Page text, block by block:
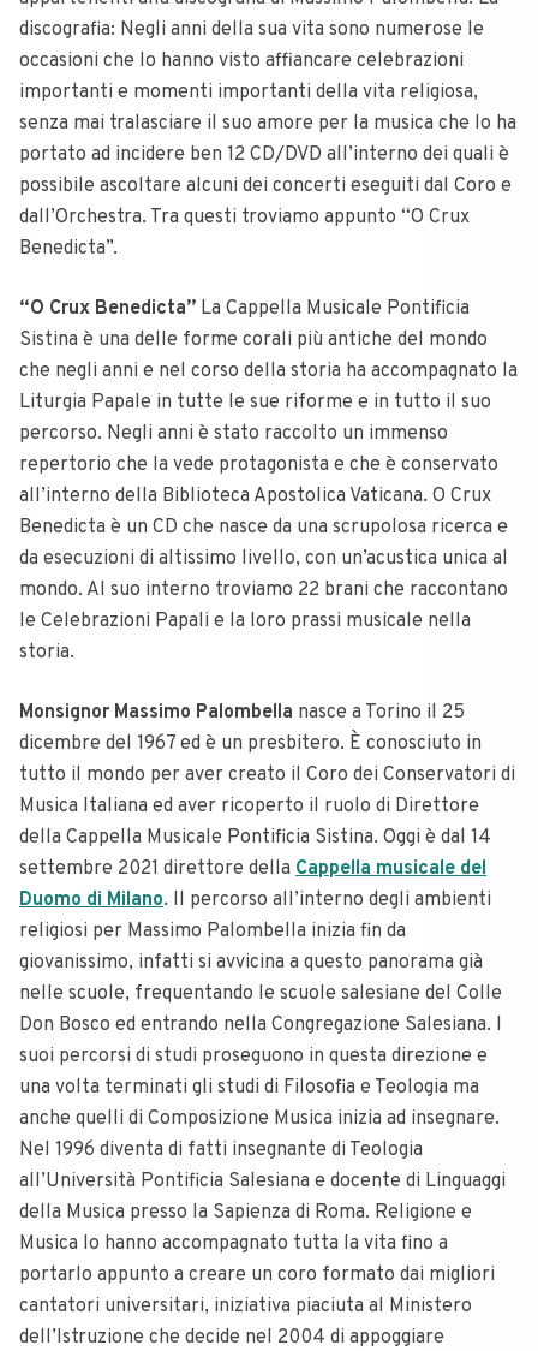
discografia: Negli anni della sua vita sono numerose le
occasioni che lo hanno visto affiancare celebrazioni
importanti e momenti importanti della vita religiosa,
senza mai tralasciare il suo amore per la musica che lo ha
portato ad incidere ben 12 CD/DVD all’interno dei quali è
possibile ascoltare alcuni dei concerti eseguiti dal Coro e
dall’Orchestra. Tra questi troviamo appunto “O Crux
Benedicta”.
“O Crux Benedicta” La Cappella Musicale Pontificia
Sistina è una delle forme corali più antiche del mondo
che negli anni e nel corso della storia ha accompagnato la
Liturgia Papale in tutte le sue riforme e in tutto il suo
percorso. Negli anni è stato raccolto un immenso
repertorio che la vede protagonista e che è conservato
all’interno della Biblioteca Apostolica Vaticana. O Crux
Benedicta è un CD che nasce da una scrupolosa ricerca e
da esecuzioni di altissimo livello, con un’acustica unica al
mondo. Al suo interno troviamo 22 brani che raccontano
le Celebrazioni Papali e la loro prassi musicale nella
storia.
Monsignor Massimo Palombella nasce a Torino il 25
dicembre del 1967 ed è un presbitero. È conosciuto in
tutto il mondo per aver creato il Coro dei Conservatori di
Musica Italiana ed aver ricoperto il ruolo di Direttore
della Cappella Musicale Pontificia Sistina. Oggi è dal 14
settembre 2021 direttore della Cappella musicale del
Duomo di Milano. Il percorso all’interno degli ambienti
religiosi per Massimo Palombella inizia fin da
giovanissimo, infatti si avvicina a questo panorama già
nelle scuole, frequentando le scuole salesiane del Colle
Don Bosco ed entrando nella Congregazione Salesiana. I
suoi percorsi di studi proseguono in questa direzione e
una volta terminati gli studi di Filosofia e Teologia ma
anche quelli di Composizione Musica inizia ad insegnare.
Nel 1996 diventa di fatti insegnante di Teologia
all’Università Pontificia Salesiana e docente di Linguaggi
della Musica presso la Sapienza di Roma. Religione e
Musica lo hanno accompagnato tutta la vita fino a
portarlo appunto a creare un coro formato dai migliori
cantatori universitari, iniziativa piaciuta al Ministero
dell’Istruzione che decide nel 2004 di appoggiare